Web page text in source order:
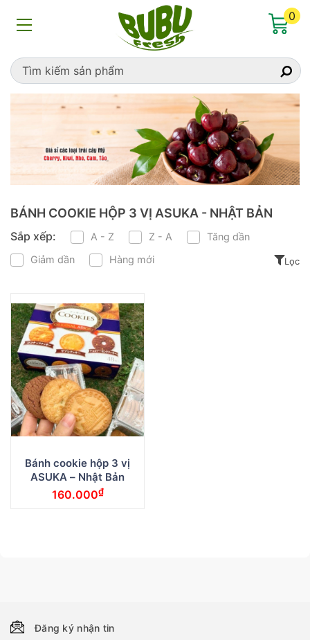
0
Home Bánh cookie hộp 3 vị ASUKA - Nhật Bản
BÁNH COOKIE HỘP 3 VỊ ASUKA - NHẬT BẢN
Sắp xếp: A - Z Z - A
Tăng dần
Giảm dần
Hàng mới Lọc
Bánh cookie hộp 3 vị
ASUKA – Nhật Bản
160.000₫
Đăng ký nhận tin